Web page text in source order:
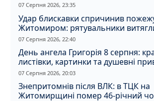
07 Серпня 2026, 23:35
Удар блискавки спричинив
Житомиром: рятувальники
кота
07 Серпня 2026, 22:40
День ангела Григорія 8 серпня:
листівки, картинки та душевні
07 Серпня 2026, 20:03
Знепритомнів після ВЛК: в ТЦК на
Житомирщині помер 46-річний